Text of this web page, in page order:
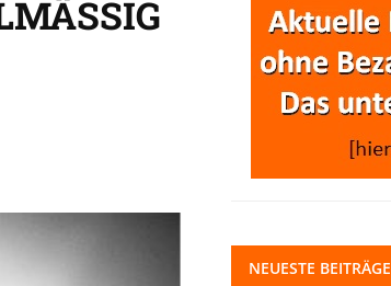
S
NEUESTE BEITRÄGE